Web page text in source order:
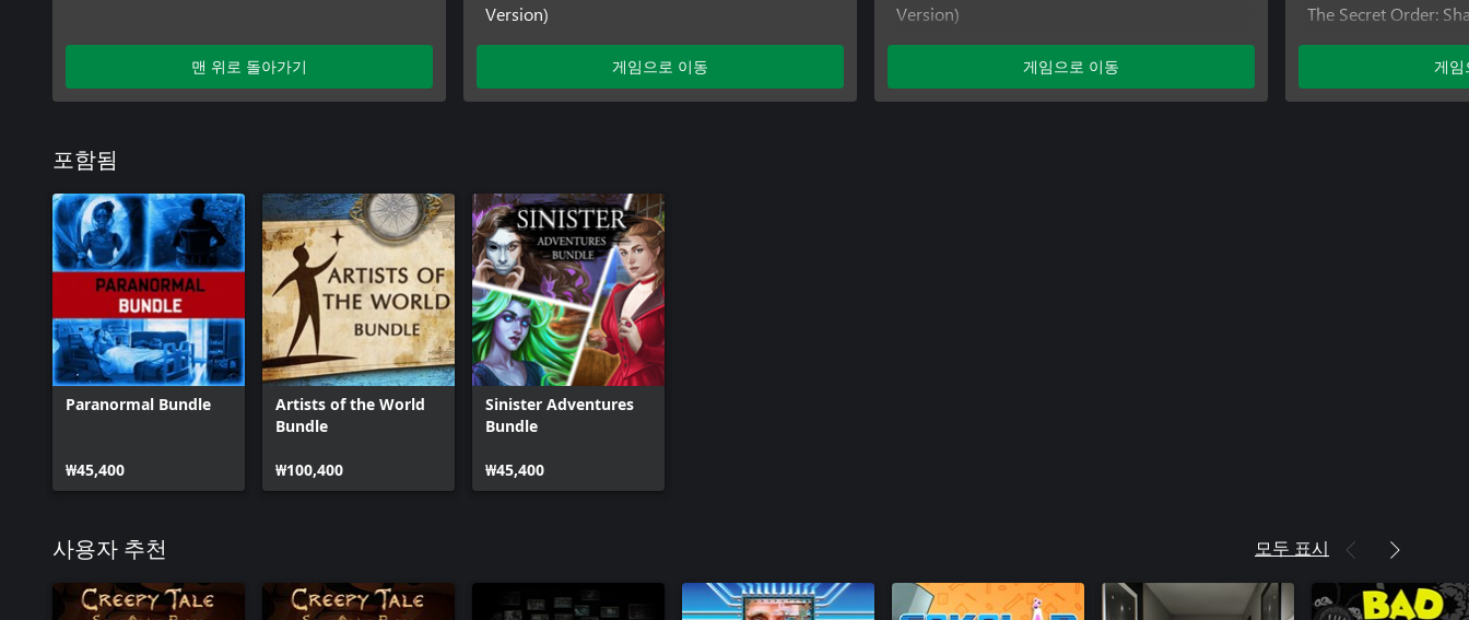
맨 위로 돌아가기
Version)
게임으로 이동
Version)
게임으로 이동
The Secret Order:
Version)
Scarlett Mysteries:
Version)
게임
포함됨
Paranormal Bundle
₩45,400
Artists of the World
Bundle
₩100,400
Sinister Adventures
Bundle
₩45,400
사용자 추천 모두 표시